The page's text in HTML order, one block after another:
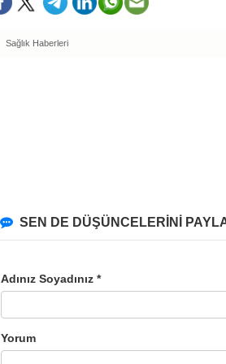
Sağlık Haberleri
SEN DE DÜŞÜNCELERİNİ
Adınız Soyadınız *
Yorum